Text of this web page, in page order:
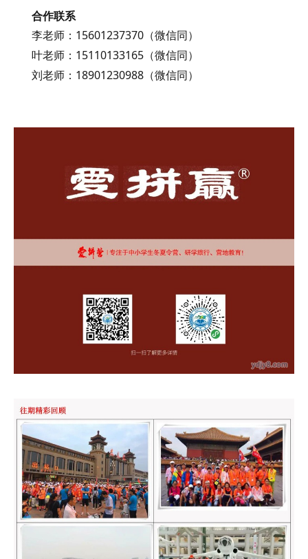
合作联系
李老师：15601237370（微信同）
叶老师：15110133165（微信同）
刘老师：18901230988（微信同）